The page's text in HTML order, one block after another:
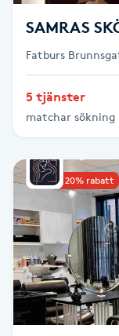
Hälsprickor
Idrottsmassage
IPL
IPL
IR-massage
J
Japansk massage
K
SAMRAS
Fatburs
5 tjänster
matchar sökning
Upp till 20% rabatt